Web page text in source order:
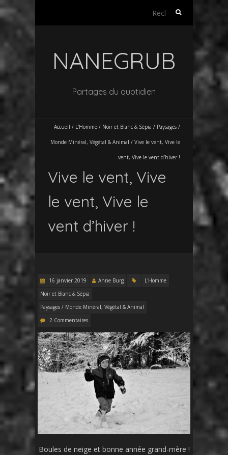
Rechercher :
NANEGRUB
Partages du quotidien
Accueil / L'Homme / Noir et Blanc & Sépia / Paysages /
Monde Minéral, Végétal & Animal / Vive le vent, Vive le
vent, Vive le vent d’hiver !
Vive le vent, Vive
le vent, Vive le
vent d’hiver !
16 janvier 2019 Anne Burg
L'Homme
Noir et Blanc & Sépia
Paysages / Monde Minéral, Végétal & Animal
2 Commentaires
Boules de neige et bonne année grand-mère !